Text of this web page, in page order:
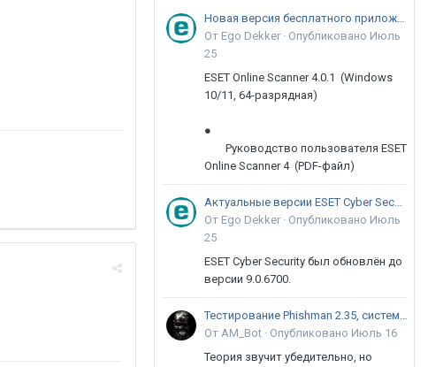
Новая версия бесплатного приложения ESET Online Scanner доступна пользователям
От Ego Dekker · Опубликовано Июль
25
ESET Online Scanner 4.0.1 (Windows
10/11, 64-разрядная)
●
Руководство пользователя ESET
Online Scanner 4 (PDF-файл)
Актуальные версии ESET Cyber Security 9
От Ego Dekker · Опубликовано Июль
25
ESET Cyber Security был обновлён до
версии 9.0.6700.
Тестирование Phishman 2.35, системы повышения осведомлённости пользователей в сфере ИБ
От AM_Bot · Опубликовано Июль 16
Теория звучит убедительно, но